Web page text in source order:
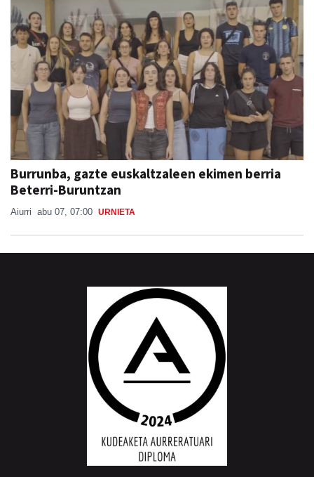
Burrunba, gazte euskaltzaleen ekimen berria
Beterri-Buruntzan
Aiurri abu 07, 07:00 URNIETA